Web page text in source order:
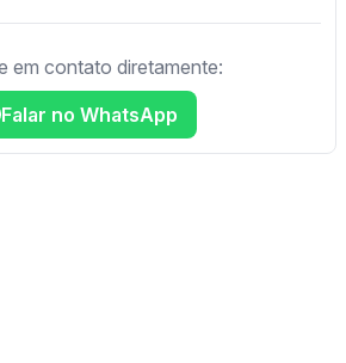
em contato diretamente:
Falar no WhatsApp